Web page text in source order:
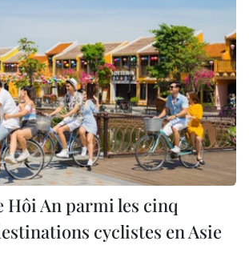
Hôi An parmi les cinq
cyclistes en Asie